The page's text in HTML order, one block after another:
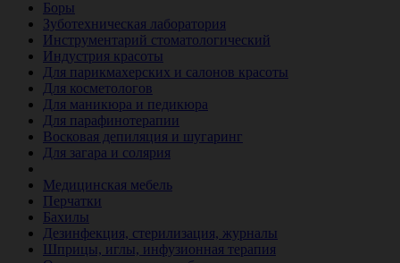
Боры
Зуботехническая лаборатория
Инструментарий стоматологический
Индустрия красоты
Для парикмахерских и салонов красоты
Для косметологов
Для маникюра и педикюра
Для парафинотерапии
Восковая депиляция и шугаринг
Для загара и солярия
Медицинская мебель
Перчатки
Бахилы
Дезинфекция, стерилизация, журналы
Шприцы, иглы, инфузионная терапия